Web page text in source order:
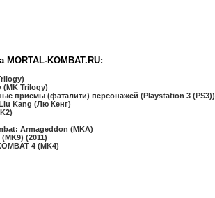
KOMBAT.RU:
(MK Trilogy)
приемы (фаталити) персонажей (Playstation 3 (PS3))
Kang (Лю Кенг)
Armageddon (MKA)
(2011)
4 (MK4)